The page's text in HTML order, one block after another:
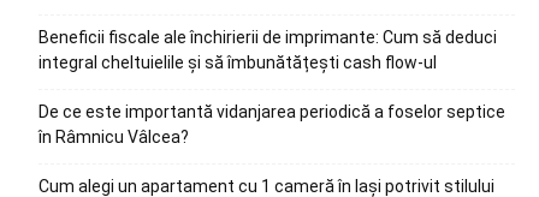
Beneficii fiscale ale închirierii de imprimante: Cum să deduci
integral cheltuielile și să îmbunătățești cash flow-ul
De ce este importantă vidanjarea periodică a foselor septice
în Râmnicu Vâlcea?
Cum alegi un apartament cu 1 cameră în Iași potrivit stilului